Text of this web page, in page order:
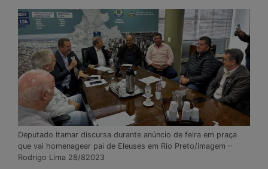
Deputado Itamar discursa durante anúncio de feira em praça
que vai homenagear pai de Eleuses em Rio Preto/imagem –
Rodrigo Lima 28/82023